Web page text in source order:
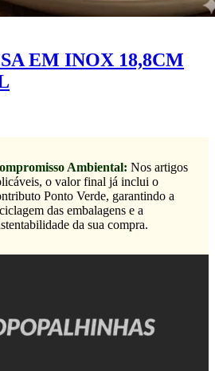
EM INOX 18,8CM
Ambiental: Nos artigos
o valor final já inclui o
Ponto Verde, garantindo a
das embalagens e a
da sua compra.